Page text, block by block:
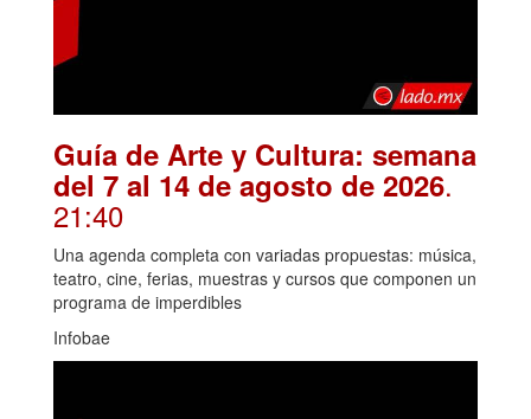
Guía de Arte y Cultura: semana
del 7 al 14 de agosto de 2026.
21:40
Una agenda completa con variadas propuestas: música,
teatro, cine, ferias, muestras y cursos que componen un
programa de imperdibles
Infobae